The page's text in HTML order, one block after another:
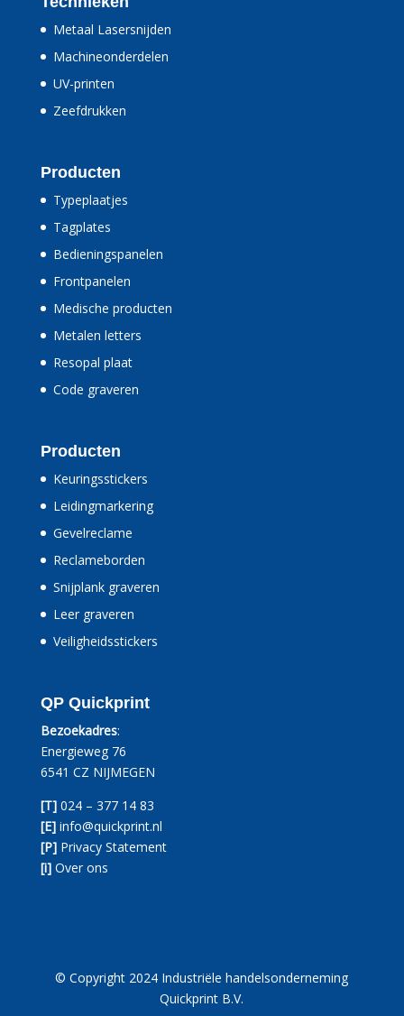
Metaal Lasersnijden
Machineonderdelen
UV-printen
Zeefdrukken
Producten
Typeplaatjes
Tagplates
Bedieningspanelen
Frontpanelen
Medische producten
Metalen letters
Resopal plaat
Code graveren
Producten
Keuringsstickers
Leidingmarkering
Gevelreclame
Reclameborden
Snijplank graveren
Leer graveren
Veiligheidsstickers
QP Quickprint
Bezoekadres:
Energieweg 76
6541 CZ NIJMEGEN
[T] 024 – 377 14 83
[E] info@quickprint.nl
[P] Privacy Statement
[i] Over ons
© Copyright 2024 Industriële handelsonderneming
Quickprint B.V.